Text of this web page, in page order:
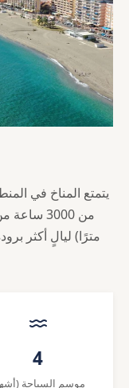
يتمتع المناخ في
4
موسم السباحة